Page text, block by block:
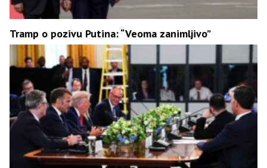
Tramp o pozivu Putina: “Veoma zanimljivo”